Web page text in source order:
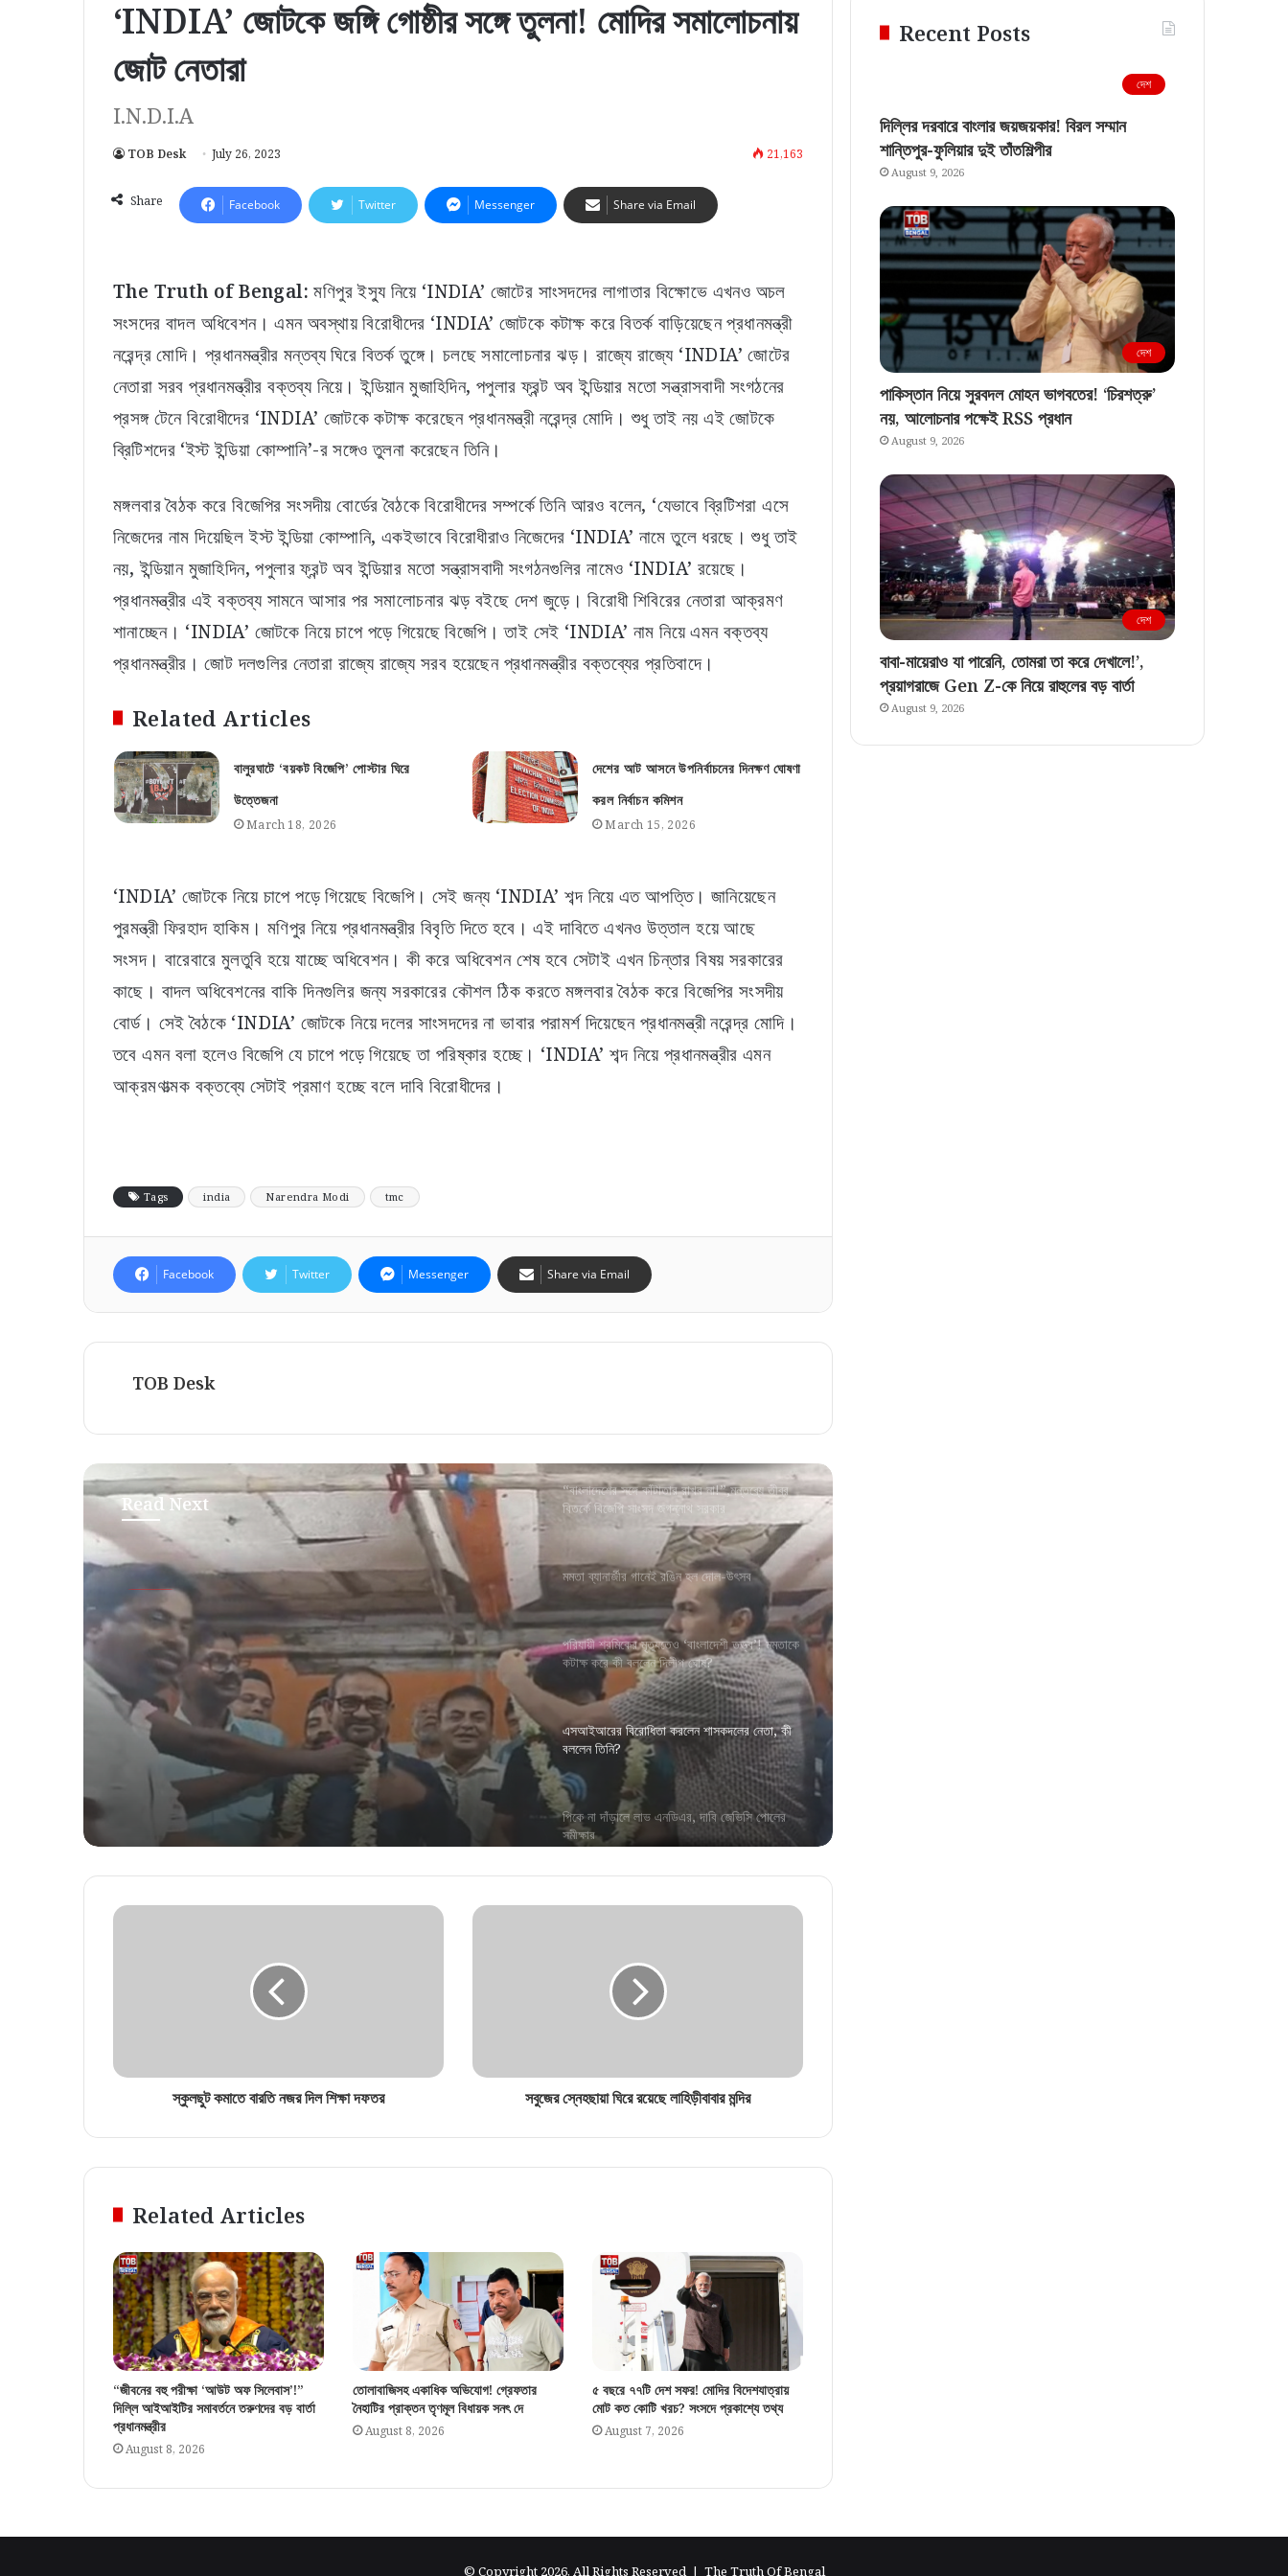
‘INDIA’ জোটকে জঙ্গি গোষ্ঠীর সঙ্গে তুলনা! মোদির সমালোচনায়
জোট নেতারা
I.N.D.I.A
TOB Desk July 26, 2023 21,163
Share Facebook Twitter Messenger Share via Email
The Truth of Bengal: মণিপুর ইস্যু নিয়ে ‘INDIA’ জোটের সাংসদদের লাগাতার বিক্ষোভে এখনও অচল
সংসদের বাদল অধিবেশন। এমন অবস্থায় বিরোধীদের ‘INDIA’ জোটকে কটাক্ষ করে বিতর্ক বাড়িয়েছেন প্রধানমন্ত্রী
নরেন্দ্র মোদি। প্রধানমন্ত্রীর মন্তব্য ঘিরে বিতর্ক তুঙ্গে। চলছে সমালোচনার ঝড়। রাজ্যে রাজ্যে ‘INDIA’ জোটের
নেতারা সরব প্রধানমন্ত্রীর বক্তব্য নিয়ে। ইন্ডিয়ান মুজাহিদিন, পপুলার ফ্রন্ট অব ইন্ডিয়ার মতো সন্ত্রাসবাদী সংগঠনের
প্রসঙ্গ টেনে বিরোধীদের ‘INDIA’ জোটকে কটাক্ষ করেছেন প্রধানমন্ত্রী নরেন্দ্র মোদি। শুধু তাই নয় এই জোটকে
ব্রিটিশদের ‘ইস্ট ইন্ডিয়া কোম্পানি’-র সঙ্গেও তুলনা করেছেন তিনি।
মঙ্গলবার বৈঠক করে বিজেপির সংসদীয় বোর্ডের বৈঠকে বিরোধীদের সম্পর্কে তিনি আরও বলেন, ‘যেভাবে ব্রিটিশরা এসে
নিজেদের নাম দিয়েছিল ইস্ট ইন্ডিয়া কোম্পানি, একইভাবে বিরোধীরাও নিজেদের ‘INDIA’ নামে তুলে ধরছে। শুধু তাই
নয়, ইন্ডিয়ান মুজাহিদিন, পপুলার ফ্রন্ট অব ইন্ডিয়ার মতো সন্ত্রাসবাদী সংগঠনগুলির নামেও ‘INDIA’ রয়েছে।
প্রধানমন্ত্রীর এই বক্তব্য সামনে আসার পর সমালোচনার ঝড় বইছে দেশ জুড়ে। বিরোধী শিবিরের নেতারা আক্রমণ
শানাচ্ছেন। ‘INDIA’ জোটকে নিয়ে চাপে পড়ে গিয়েছে বিজেপি। তাই সেই ‘INDIA’ নাম নিয়ে এমন বক্তব্য
প্রধানমন্ত্রীর। জোট দলগুলির নেতারা রাজ্যে রাজ্যে সরব হয়েছেন প্রধানমন্ত্রীর বক্তব্যের প্রতিবাদে।
Related Articles
বালুরঘাটে ‘বয়কট বিজেপি’ পোস্টার ঘিরে
উত্তেজনা
March 18, 2026
দেশের আট আসনে উপনির্বাচনের দিনক্ষণ ঘোষণা
করল নির্বাচন কমিশন
March 15, 2026
‘INDIA’ জোটকে নিয়ে চাপে পড়ে গিয়েছে বিজেপি। সেই জন্য ‘INDIA’ শব্দ নিয়ে এত আপত্তি। জানিয়েছেন
পুরমন্ত্রী ফিরহাদ হাকিম। মণিপুর নিয়ে প্রধানমন্ত্রীর বিবৃতি দিতে হবে। এই দাবিতে এখনও উত্তাল হয়ে আছে
সংসদ। বারেবারে মুলতুবি হয়ে যাচ্ছে অধিবেশন। কী করে অধিবেশন শেষ হবে সেটাই এখন চিন্তার বিষয় সরকারের
কাছে। বাদল অধিবেশনের বাকি দিনগুলির জন্য সরকারের কৌশল ঠিক করতে মঙ্গলবার বৈঠক করে বিজেপির সংসদীয়
বোর্ড। সেই বৈঠকে ‘INDIA’ জোটকে নিয়ে দলের সাংসদদের না ভাবার পরামর্শ দিয়েছেন প্রধানমন্ত্রী নরেন্দ্র মোদি।
তবে এমন বলা হলেও বিজেপি যে চাপে পড়ে গিয়েছে তা পরিষ্কার হচ্ছে। ‘INDIA’ শব্দ নিয়ে প্রধানমন্ত্রীর এমন
আক্রমণাত্মক বক্তব্যে সেটাই প্রমাণ হচ্ছে বলে দাবি বিরোধীদের।
Tags india Narendra Modi tmc
Facebook Twitter Messenger Share via Email
TOB Desk
Read Next
November 2, 2025
এসআইআরের বিরোধিতা করলেন শাসকদলের
নেতা, কী বললেন তিনি?
বললেন তিনি?
“বাংলাদেশের সঙ্গে কাঁটাতার রাখব না!”,মন্তব্যে তীব্র
বিতর্কে বিজেপি সাংসদ জগন্নাথ সরকার
মমতা ব্যানার্জীর গানেই রঙিন হল দোল-উৎসব
পরিযায়ী শ্রমিকের মৃত্যুতেও ‘বাংলাদেশী তত্ত্ব’! মমতাকে
কটাক্ষ করে কী বললেন দিলীপ ঘোষ?
এসআইআরের বিরোধিতা করলেন শাসকদলের নেতা, কী
বললেন তিনি?
পিকে না দাঁড়ালে লাভ এনডিএর, দাবি জেভিসি পোলের
সমীক্ষার
বলছেন তিনি?
“বাংলাদেশের সঙ্গে কাঁটাতার রাখব না!”,মন্তব্যে তীব্র
বিতর্কে বিজেপি সাংসদ জগন্নাথ সরকার
পরিযায়ী শ্রমিকের মৃত্যুতেও ‘বাংলাদেশী তত্ত্ব’! মমতাকে
পিকে না দাঁড়ালে লাভ এনডিএর, দাবি জেভিসি পোলের
সমীক্ষার
এসআইআরের বিরোধিতা করছেন খোদ বিএলও, কী
বলছেন তিনি?
স্কুলছুট কমাতে বারতি নজর দিল শিক্ষা দফতর সবুজের স্নেহছায়া ঘিরে রয়েছে লাহিড়ীবাবার মন্দির
Related Articles
“জীবনের বহু পরীক্ষা ‘আউট অফ সিলেবাস’!”
দিল্লি আইআইটির সমাবর্তনে তরুণদের বড় বার্তা
প্রধানমন্ত্রীর
August 8, 2026
তোলাবাজিসহ একাধিক অভিযোগ! গ্রেফতার
নৈহাটির প্রাক্তন তৃণমূল বিধায়ক সনৎ দে
August 8, 2026
৫ বছরে ৭৭টি দেশ সফর! মোদির বিদেশযাত্রায়
মোট কত কোটি খরচ? সংসদে প্রকাশ্যে তথ্য
August 7, 2026
Recent Posts
দেশ
দিল্লির দরবারে বাংলার জয়জয়কার! বিরল সম্মান
শান্তিপুর-ফুলিয়ার দুই তাঁতশিল্পীর
August 9, 2026
দেশ
পাকিস্তান নিয়ে সুরবদল মোহন ভাগবতের! ‘চিরশত্রু’
নয়, আলোচনার পক্ষেই RSS প্রধান
August 9, 2026
দেশ
বাবা-মায়েরাও যা পারেনি, তোমরা তা করে দেখালে!’,
প্রয়াগরাজে Gen Z-কে নিয়ে রাহুলের বড় বার্তা
August 9, 2026
© Copyright 2026, All Rights Reserved | The Truth Of Bengal